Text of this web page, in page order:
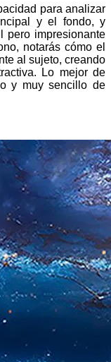
para analizar
y el fondo, y
pero impresionante
notarás cómo el
al sujeto, creando
Lo mejor de
y muy sencillo de